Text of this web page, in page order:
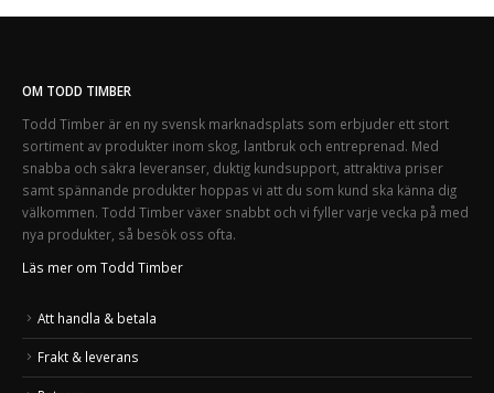
OM TODD TIMBER
Todd Timber är en ny svensk marknadsplats som erbjuder ett stort
sortiment av produkter inom skog, lantbruk och entreprenad. Med
snabba och säkra leveranser, duktig kundsupport, attraktiva priser
samt spännande produkter hoppas vi att du som kund ska känna dig
välkommen. Todd Timber växer snabbt och vi fyller varje vecka på med
nya produkter, så besök oss ofta.
Läs mer om Todd Timber
Att handla & betala
Frakt & leverans